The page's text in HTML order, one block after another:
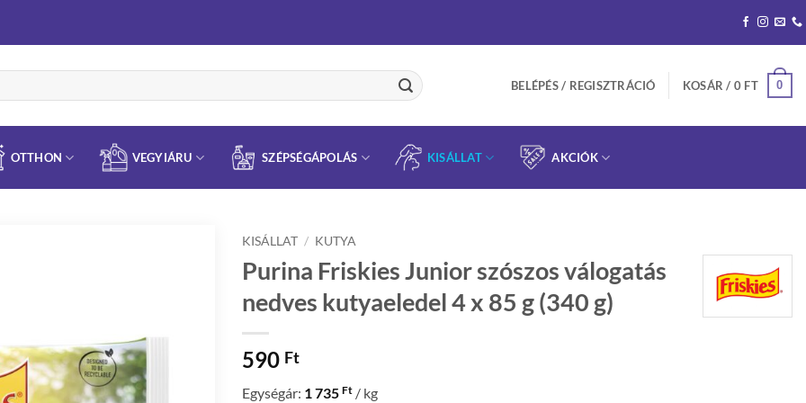
BELÉPÉS / REGISZTRÁCIÓ KOSÁR / 0 FT 0
OTTHON VEGYIÁRU SZÉPSÉGÁPOLÁS KISÁLLAT AKCIÓK
KISÁLLAT / KUTYA
Purina Friskies Junior szószos válogatás
nedves kutyaeledel 4 x 85 g (340 g)
590 Ft
Egységár: 1 735 Ft / kg